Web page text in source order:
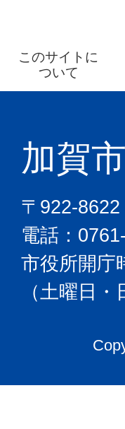
このサイトに
ついて
加賀
〒922-
電話：
市役所開庁
（土曜日